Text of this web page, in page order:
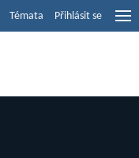
Témata Přihlásit se